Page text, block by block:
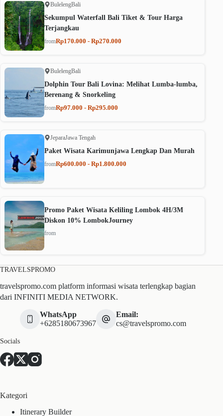
BulelengBali
Sekumpul Waterfall Bali Tiket & Tour Harga
Terjangkau
fromRp170.000 - Rp270.000
BulelengBali
Dolphin Tour Bali Lovina: Melihat Lumba-lumba,
Berenang & Snorkeling
fromRp97.000 - Rp295.000
JeparaJawa Tengah
Paket Wisata Karimunjawa Lengkap Dan Murah
fromRp600.000 - Rp1.800.000
Promo Paket Wisata Keliling Lombok 4H/3M
Diskon 10% LombokJourney
from
TRAVELSPROMO
travelspromo.com platform informasi wisata terlengkap bagian
dari INFINITI MEDIA NETWORK.
WhatsApp
+6285180673967
Email:
cs@travelspromo.com
Socials
Kategori
Itinerary Builder